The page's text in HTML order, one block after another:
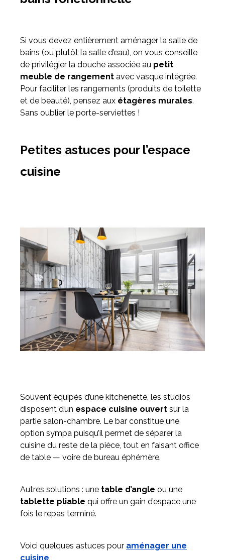
Si vous devez entièrement aménager la salle de
bains (ou plutôt la salle d’eau), on vous conseille
de privilégier la douche associée au petit
meuble de rangement avec vasque intégrée.
Pour faciliter les rangements (produits de toilette
et de beauté), pensez aux étagères murales.
Sans oublier le porte-serviettes !
Petites astuces pour l’espace
cuisine
Souvent équipés d’une kitchenette, les studios
disposent d’un espace cuisine ouvert sur la
partie salon-chambre. Le bar constitue une
option sympa puisqu’il permet de séparer la
cuisine du reste de la pièce, tout en faisant office
de table — voire de bureau éphémère.
Autres solutions : une table d’angle ou une
tablette pliable qui offre un gain d’espace une
fois le repas terminé.
Voici quelques astuces pour aménager une
cuisine.